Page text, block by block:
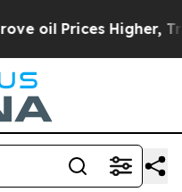
Higher, Trump